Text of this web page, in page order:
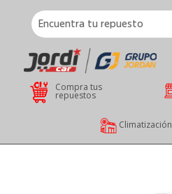
Compra tus
repuestos
Climatización